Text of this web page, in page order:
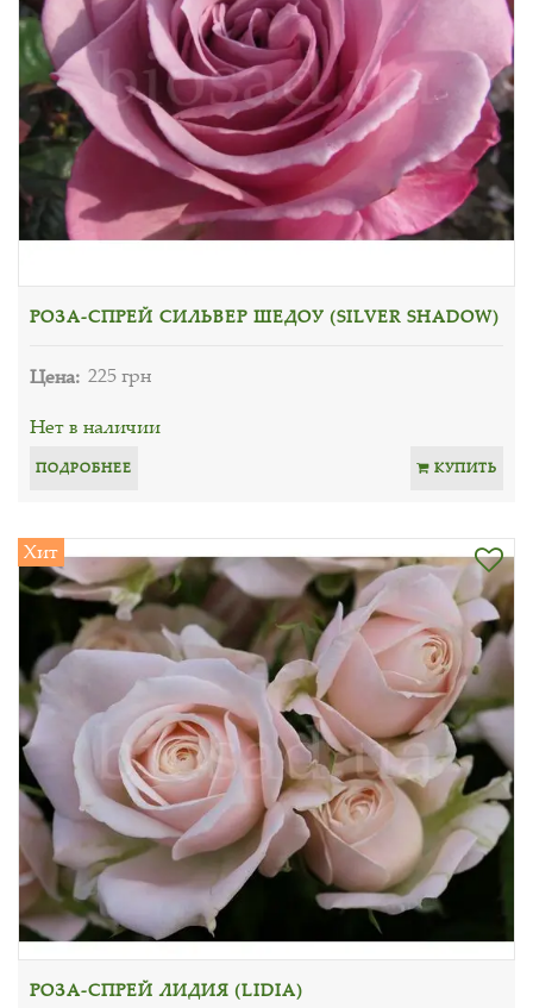
РОЗА-СПРЕЙ СИЛЬВЕР ШЕДОУ (SILVER SHADOW)
Цена: 225 грн
Нет в наличии
ПОДРОБНЕЕ КУПИТЬ
Хит
РОЗА-СПРЕЙ ЛИДИЯ (LIDIA)